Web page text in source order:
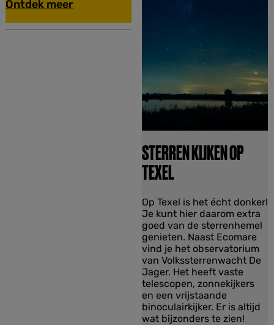
p
u
Ontdek meer
STERREN KIJKEN OP
TEXEL
S
t
e
r
r
e
n
k
i
j
k
Op Texel is het écht donker!
Je kunt hier daarom extra
goed van de sterrenhemel
genieten. Naast Ecomare
vind je het observatorium
van Volkssterrenwacht De
Jager. Het heeft vaste
telescopen, zonnekijkers
en een vrijstaande
binoculairkijker. Er is altijd
wat bijzonders te zien!